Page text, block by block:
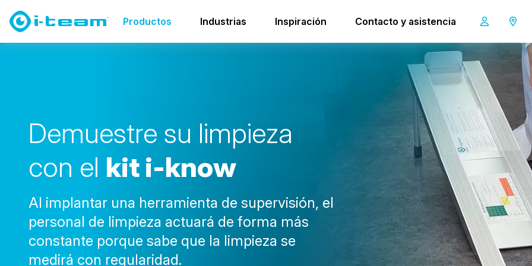
Productos Industrias Inspiración Contacto y asistencia
Datos e información
Demuestre su limpieza
con el kiti-know
Al implantar una herramienta de supervisión, el
personal de limpieza actuará de forma más
constante porque sabe que la limpieza se
medirá con regularidad.
i-